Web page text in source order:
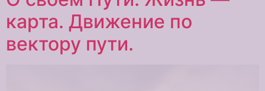
карта. Движение по
вектору пути.